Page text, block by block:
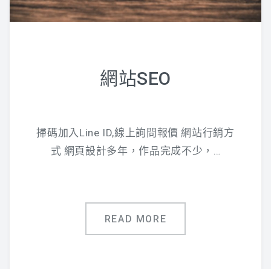
網站SEO
掃碼加入Line ID,線上詢問報價 網站行銷方
式 網頁設計多年，作品完成不少，…
READ MORE